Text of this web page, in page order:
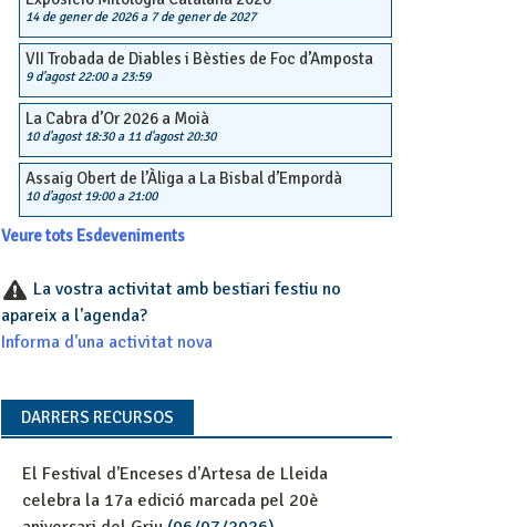
14 de gener de 2026a 7 de gener de 2027
VII Trobada de Diables i Bèsties de Foc d’Amposta
9 d'agost 22:00a 23:59
La Cabra d’Or 2026 a Moià
10 d'agost 18:30a 11 d'agost 20:30
Assaig Obert de l’Àliga a La Bisbal d’Empordà
10 d'agost 19:00a 21:00
Veure tots Esdeveniments
La vostra activitat amb bestiari festiu no
apareix a l'agenda?
Informa d'una activitat nova
DARRERS RECURSOS
El Festival d'Enceses d'Artesa de Lleida
celebra la 17a edició marcada pel 20è